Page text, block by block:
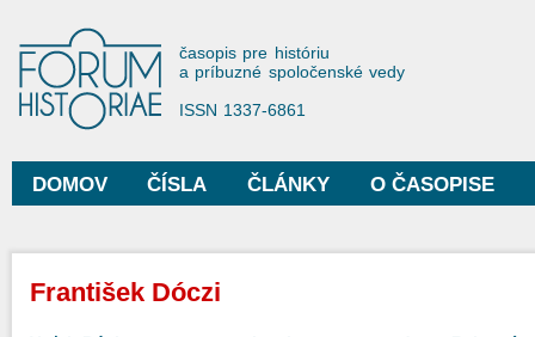
Forum Historiae
časopis pre históriu
a príbuzné spoločenské vedy
ISSN 1337-6861
Hlavné menu
DOMOV ČÍSLA ČLÁNKY O ČASOPISE
Nachádzate sa tu
František Dóczi